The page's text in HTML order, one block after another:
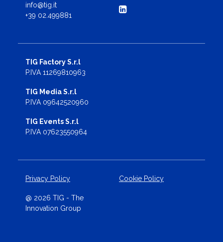
info@tig.it
+39 02.499881
TIG Factory S.r.l
P.IVA 11269810963
TIG Media S.r.l
P.IVA 09642520960
TIG Events S.r.l
P.IVA 07623550964
Privacy Policy Cookie Policy
@ 2026 TIG - The
Innovation Group